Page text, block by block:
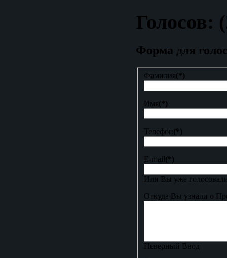
Голосов:
Форма для
Фамилия(*)
Имя(*)
Телефон(*)
E-mail(*)
Или Вы уже
Откуда Вы узнали о
Неверный Ввод